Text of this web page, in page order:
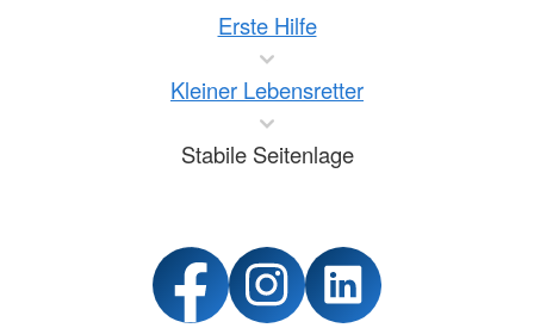
Erste Hilfe
Kleiner Lebensretter
Stabile Seitenlage